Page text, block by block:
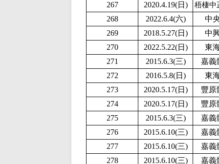
267
2020.4.19(日) 梧棲中
268 2022.6.4(六)
中
269
2018.5.27(日)
中
270
2022.5.22(日)
東
271
2015.6.3(三)
嘉義
272
2016.5.8(日)
東
273
2020.5.17(日)
豐原
274
2020.5.17(日)
豐原
275
2015.6.3(三)
嘉義
276
2015.6.10(三)
嘉義
277
2015.6.10(三)
嘉義
278
2015.6.10(三)
嘉義